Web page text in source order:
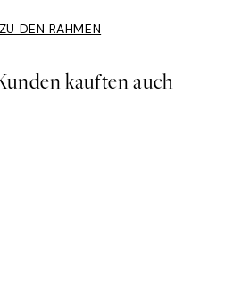
ZU DEN RAHMEN
kauften auch